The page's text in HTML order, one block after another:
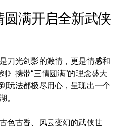
圆满开启全新武侠
刀光剑影的激情，更是情感和
》携带“三情圆满”的理念盛大
玩法都极尽用心，呈现出一个
。
色古香、风云变幻的武侠世